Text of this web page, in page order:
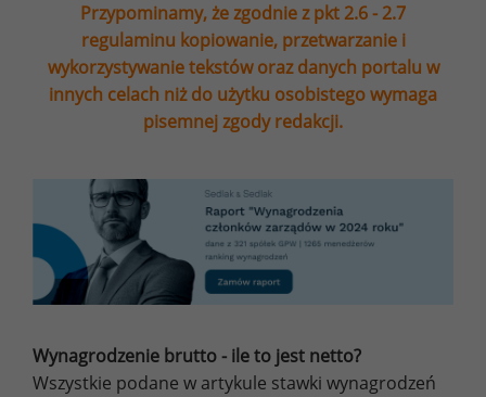
Przypominamy, że zgodnie z pkt 2.6 - 2.7
regulaminu kopiowanie, przetwarzanie i
wykorzystywanie tekstów oraz danych portalu w
innych celach niż do użytku osobistego wymaga
pisemnej zgody redakcji.
Wynagrodzenie brutto - ile to jest netto?
Wszystkie podane w artykule stawki wynagrodzeń